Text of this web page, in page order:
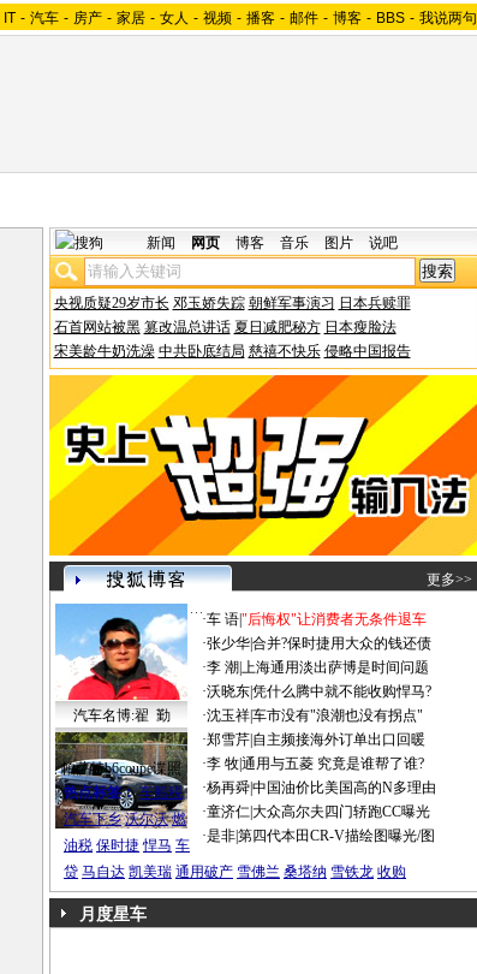
IT - 汽车 - 房产 - 家居 - 女人 - 视频 - 播客 - 邮件 - 博客 - BBS - 我说两句
新闻 网页 博客 音乐 图片 说吧
央视质疑29岁市长 邓玉娇失踪 朝鲜军事演习 日本兵赎罪
石首网站被黑 篡改温总讲话 夏日减肥秘方 日本瘦脸法
宋美龄牛奶洗澡 中共卧底结局 慈禧不快乐 侵略中国报告
更多>>
汽车名博:翟 勤
帕萨特b6coupe谍照
·车 语|"后悔权"让消费者无条件退车
·张少华|合并?保时捷用大众的钱还债
·李 潮 上海通用淡出萨博是时间问题
·沃晓东|凭什么腾中就不能收购悍马?
·沈玉祥|车市没有"浪潮也没有拐点"
·郑雪芹| 自主频接海外订单出口回暖
·李 牧|通用与五菱 究竟是谁帮了谁?
·杨再舜|中国油价比美国高的N多理由
·童济仁|大众高尔夫四门轿跑CC曝光
·是非|第四代本田CR-V描绘图曝光/图
热点标签： 车船税
汽车下乡 沃尔沃 燃
油税 保时捷 悍马 车
贷 马自达 凯美瑞 通用破产 雪佛兰 桑塔纳 雪铁龙 收购
月度星车